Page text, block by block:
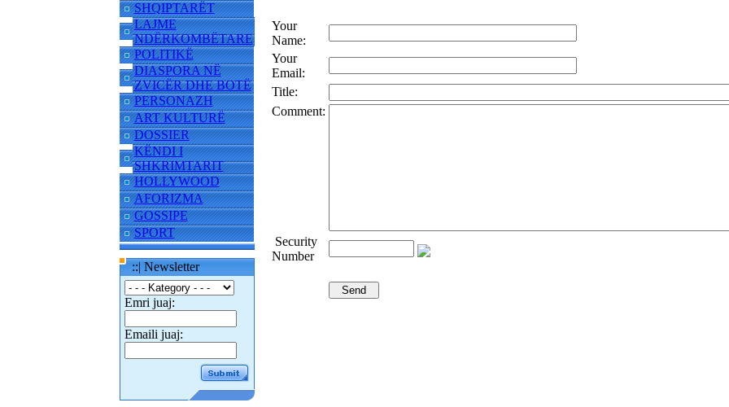
SHQIPTARËT
LAJME
NDËRKOMBËTARE
POLITIKË
DIASPORA NË
ZVICËR DHE BOTË
PERSONAZH
ART KULTURË
DOSSIER
KËNDI I
SHKRIMTARIT
HOLLYWOOD
AFORIZMA
GOSSIPE
SPORT
::| Newsletter
Emri juaj:
Emaili juaj:
Your
Name:
Your
Email:
Title:
Comment:
Security
Number